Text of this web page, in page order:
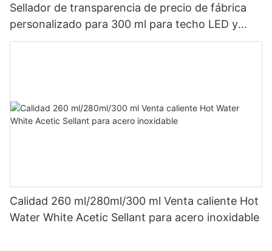
Sellador de transparencia de precio de fábrica
personalizado para 300 ml para techo LED y
sellador de silicona acética de canalones
Calidad 260 ml/280ml/300 ml Venta caliente Hot
Water White Acetic Sellant para acero inoxidable